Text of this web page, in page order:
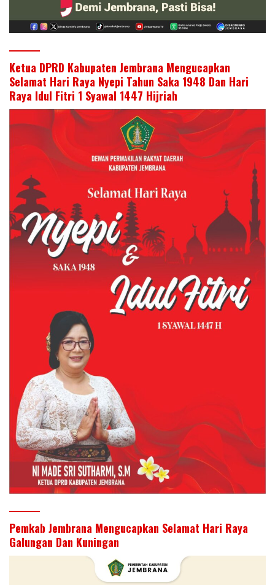
Ketua DPRD Kabupaten Jembrana Mengucapkan
Selamat Hari Raya Nyepi Tahun Saka 1948 Dan Hari
Raya Idul Fitri 1 Syawal 1447 Hijriah
Pemkab Jembrana Mengucapkan Selamat Hari Raya
Galungan Dan Kuningan